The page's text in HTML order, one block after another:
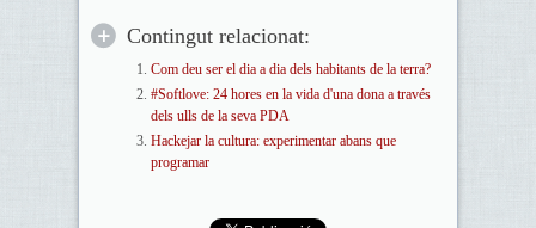
Contingut relacionat:
Com deu ser el dia a dia dels habitants de la terra?
#Softlove: 24 hores en la vida d'una dona a través
dels ulls de la seva PDA
Hackejar la cultura: experimentar abans que
programar